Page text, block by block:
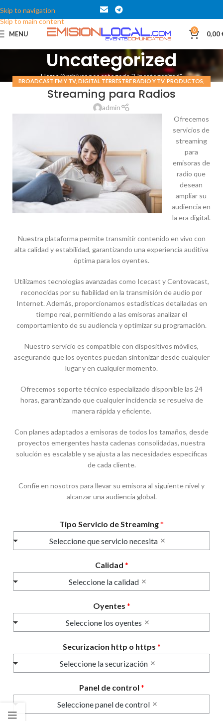
Skip to navigation
Skip to main content
MENU 0 0,00
Uncategorized
Home Archivar por categoría "Uncategorized"
BROADCAST FM Y TV, DIGITAL TERRESTRE RADIO Y TV, PRODUCTOS
UNCATEGORIZED
Streaming para Radios
admin
Ofrecemos
servicios de
streaming
para
emisoras de
radio que
desean
ampliar su
audiencia en
la era digital.
Nuestra plataforma permite transmitir contenido en vivo con
alta calidad y estabilidad, garantizando una experiencia auditiva
óptima para los oyentes.
Utilizamos tecnologías avanzadas como Icecast y Centovacast,
reconocidas por su fiabilidad en la transmisión de audio por
Internet. Además, proporcionamos estadísticas detalladas en
tiempo real, permitiendo a las emisoras analizar el
comportamiento de su audiencia y optimizar su programación.
Nuestro servicio es compatible con dispositivos móviles,
asegurando que los oyentes puedan sintonizar desde cualquier
lugar y en cualquier momento.
Ofrecemos soporte técnico especializado disponible las 24
horas, garantizando que cualquier incidencia se resuelva de
manera rápida y eficiente.
Con planes adaptados a emisoras de todos los tamaños, desde
proyectos emergentes hasta cadenas consolidadas, nuestra
solución es escalable y se ajusta a las necesidades específicas
de cada cliente.
Confíe en nosotros para llevar su emisora al siguiente nivel y
alcanzar una audiencia global.
Tipo Servicio de Streaming*
Seleccione que servicio necesita
Calidad *
Seleccione la calidad
Oyentes *
Seleccione los oyentes
Securizacion http o https *
Seleccione la securización
Panel de control *
Seleccione panel de control